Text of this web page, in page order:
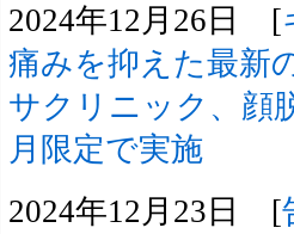
2024年12月26日 [
痛みを抑えた最新
サクリニック、顔
月限定で実施
2024年12月23日 [